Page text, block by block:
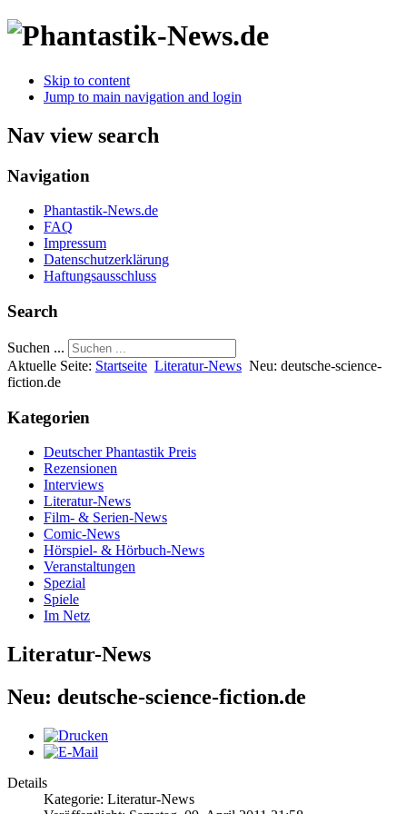
Skip to content
Jump to main navigation and login
Nav view search
Navigation
Phantastik-News.de
FAQ
Impressum
Datenschutzerklärung
Haftungsausschluss
Search
Suchen ...
Aktuelle Seite: Startseite Literatur-News Neu: deutsche-science-
fiction.de
Kategorien
Deutscher Phantastik Preis
Rezensionen
Interviews
Literatur-News
Film- & Serien-News
Comic-News
Hörspiel- & Hörbuch-News
Veranstaltungen
Spezial
Spiele
Im Netz
Literatur-News
Neu: deutsche-science-fiction.de
Details
Kategorie: Literatur-News